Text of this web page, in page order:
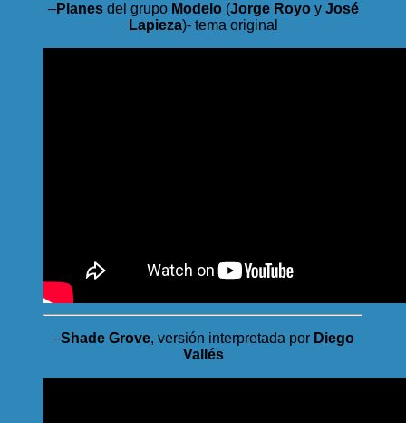
–Planesdel grupo Modelo(Jorge Royoy José
Lapieza)- tema original
–Shade Grove, versión interpretada por Diego
Vallés